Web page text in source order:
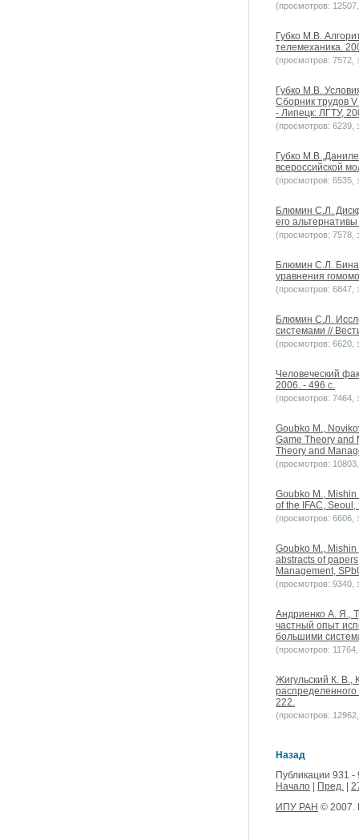
(просмотров:
Губко М.В.
телемеханика.
(просмотров: 7572,
Губко М.В.
Сборник трудов
- Липецк: ЛГТУ,
(просмотров: 6239,
Губко
всероссийской
(просмотров: 6535,
Блюмин С.Л.
его
(просмотров: 7578,
Блюмин С.Л.
уравнения
(просмотров: 6847,
Блюмин С.Л.
системами //
(просмотров: 6620,
Человеческий
2006. - 496 с.
(просмотров: 7464,
Goubko M.,
Game Theory and
Theory and
(просмотров:
Goubko M.,
of the IFAC,
(просмотров: 6606,
Goubko M.,
abstracts of
Management,
(просмотров: 9340,
Андриенко А. Я.,
частный опыт
большими
(просмотров:
Жигульский К. В.,
222.
(просмотров:
Назад
Публикации 931 -
Начало
Пред.
ИПУ РАН © 2007.